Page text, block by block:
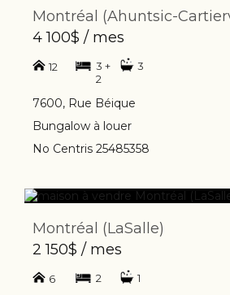
Montréal (Ahuntsic-
4 100$ / mes
12
3 +
2
3
7600, Rue Béique
Bungalow à louer
No Centris 25485358
Montréal (LaSalle)
2 150$ / mes
6 2 1